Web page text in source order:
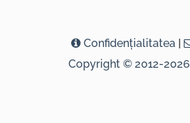
Confidenţialitatea |
Copyright © 2012-2026